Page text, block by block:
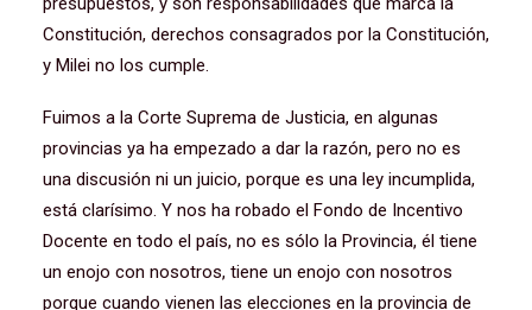
Constitución, derechos consagrados por la Constitución,
y Milei no los cumple.
Fuimos a la Corte Suprema de Justicia, en algunas
provincias ya ha empezado a dar la razón, pero no es
una discusión ni un juicio, porque es una ley incumplida,
está clarísimo. Y nos ha robado el Fondo de Incentivo
Docente en todo el país, no es sólo la Provincia, él tiene
un enojo con nosotros, tiene un enojo con nosotros
porque cuando vienen las elecciones en la provincia de